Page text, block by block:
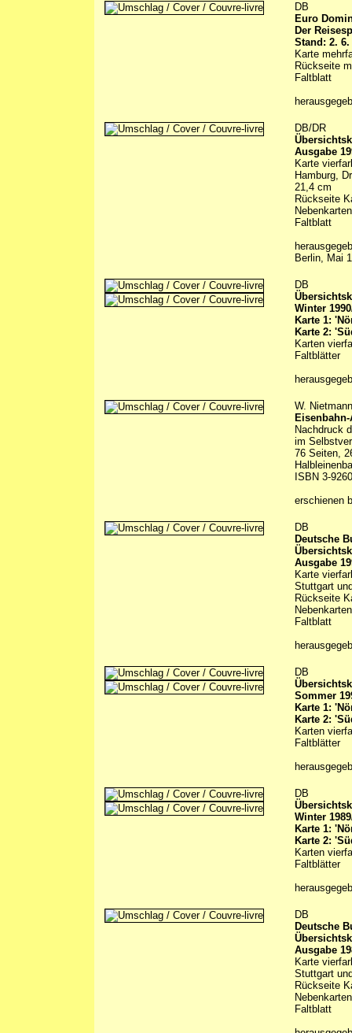
DB
Euro
Der
Stand: 2. 6.
Karte
Rückseite
Faltblatt
DB/DR
Ausgabe
Karte
Hamburg,
21,4 cm
Rückseite
Faltblatt
Berlin, Mai
DB
Winter
Karte 1:
Karte 2:
Karten
Faltblätter
W. Nietmann
Nachdruck
im
76 Seiten,
ISBN 3-
erschienen
DB
Deutsche
Ausgabe
Karte
Stuttgart
Rückseite
Faltblatt
DB
Sommer
Karte 1:
Karte 2:
Karten
Faltblätter
DB
Winter
Karte 1:
Karte 2:
Karten
Faltblätter
DB
Deutsche
Ausgabe
Karte
Stuttgart
Rückseite
Faltblatt